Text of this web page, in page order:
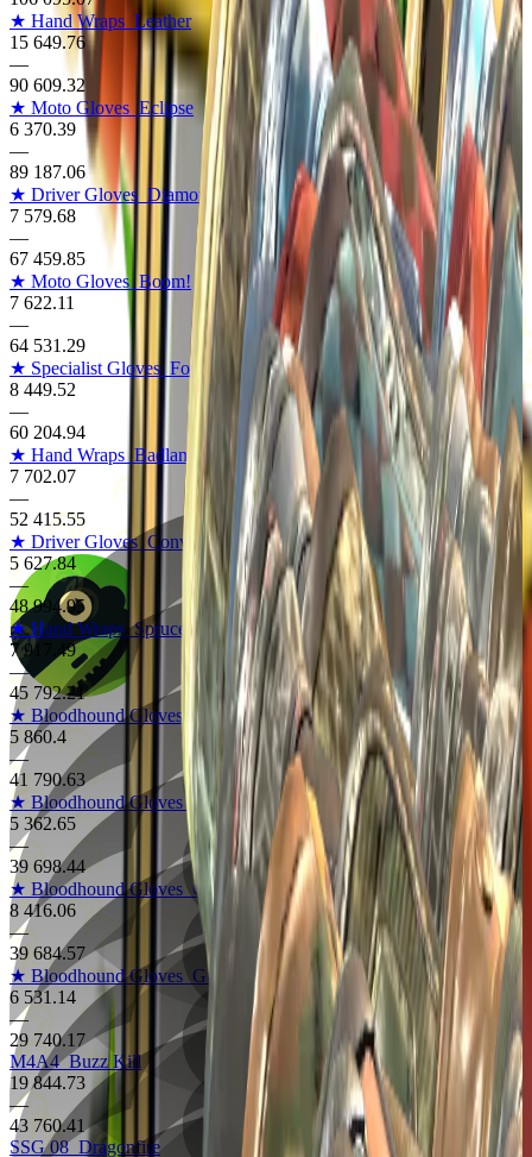
★ Hand Wraps Leather
15 649.76
—
90 609.32
★ Moto Gloves Eclipse
6 370.39
—
89 187.06
★ Driver Gloves Diamondback
7 579.68
—
67 459.85
★ Moto Gloves Boom!
7 622.11
—
64 531.29
★ Specialist Gloves Forest DDPAT
8 449.52
—
60 204.94
★ Hand Wraps Badlands
7 702.07
—
52 415.55
★ Driver Gloves Convoy
5 627.84
—
48 994.95
★ Hand WrapsSpruce DDPAT
7 917.49
—
45 792.21
★ Bloodhound Gloves
Snakebite
5 860.4
—
41 790.63
★ Bloodhound GlovesBronzed
5 362.65
—
39 698.44
★ Bloodhound GlovesCharred
8 416.06
—
39 684.57
★ Bloodhound Gloves Guerrilla
6 531.14
—
29 740.17
M4A4Buzz Kill
19 844.73
—
43 760.41
SSG 08 Dragonfire